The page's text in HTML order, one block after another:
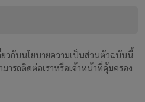
วกับนโยบายความเป็นส่วนตัวฉบับนี้
ารถติดต่อเราหรือเจ้าหน้าที่คุ้มครอง